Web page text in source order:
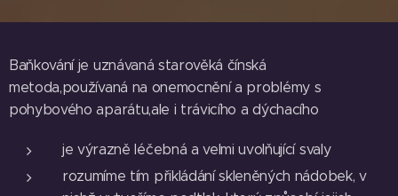
Baňkování je uznávaná starověká čínská
metoda,používaná na onemocnění a problémy s
pohybového aparátu,ale i trávicího a dýchacího
je výrazně léčebná a velmi uvolňující svaly
rozumíme tím přikládání skleněných nádobek, v